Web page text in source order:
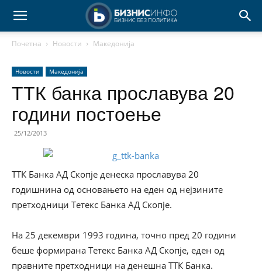
Почетна Новости Македонија
Новости Македонија
ТТК банка прославува 20
години постоење
25/12/2013
ТТК Банка АД Скопје денеска прославува 20
годишнина од основањето на еден од нејзините
претходници Тетекс Банка АД Скопје.
На 25 декември 1993 година, точно пред 20 години
беше формирана Тетекс Банка АД Скопје, еден од
правните претходници на денешна ТТК Банка.